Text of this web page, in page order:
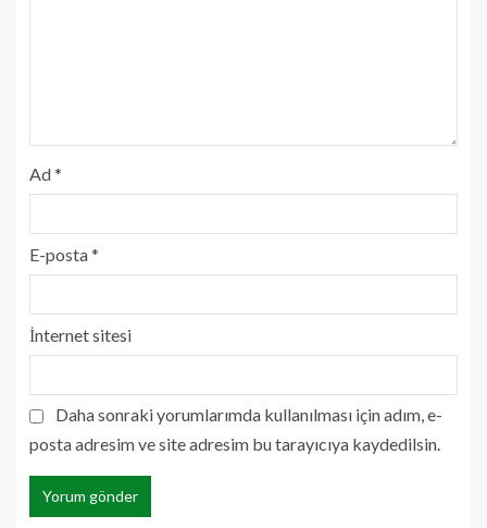
Ad*
E-posta*
İnternet sitesi
Daha sonraki yorumlarımda kullanılması için adım, e-
posta adresim ve site adresim bu tarayıcıya kaydedilsin.